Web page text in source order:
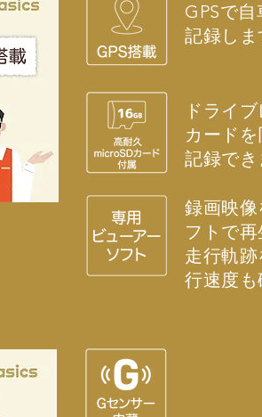
GPSで
記録しま
ドライ
カード
記録でき
録画映
フトで
走行軌
行速度も